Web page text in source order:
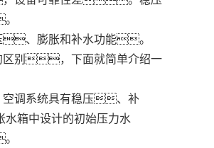
、膨胀和补水功能。
区别，下面就简单介绍一
调系统具有稳压、补
箱中设计的初始压力水